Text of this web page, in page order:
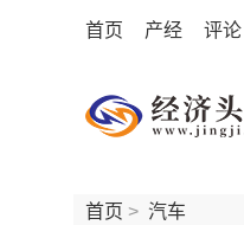
首页 产经 评论
首页 > 汽车